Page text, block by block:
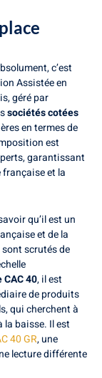
c’est
Assistée en
géré par
sociétés cotées
en termes de
est
garantissant
française et la
qu’il est un
et de la
scrutés de
40, il est
de produits
qui cherchent à
la baisse. Il est
40 GR, une
lecture différente